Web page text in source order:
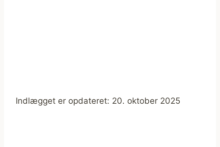
Indlægget er opdateret: 20. oktober 2025